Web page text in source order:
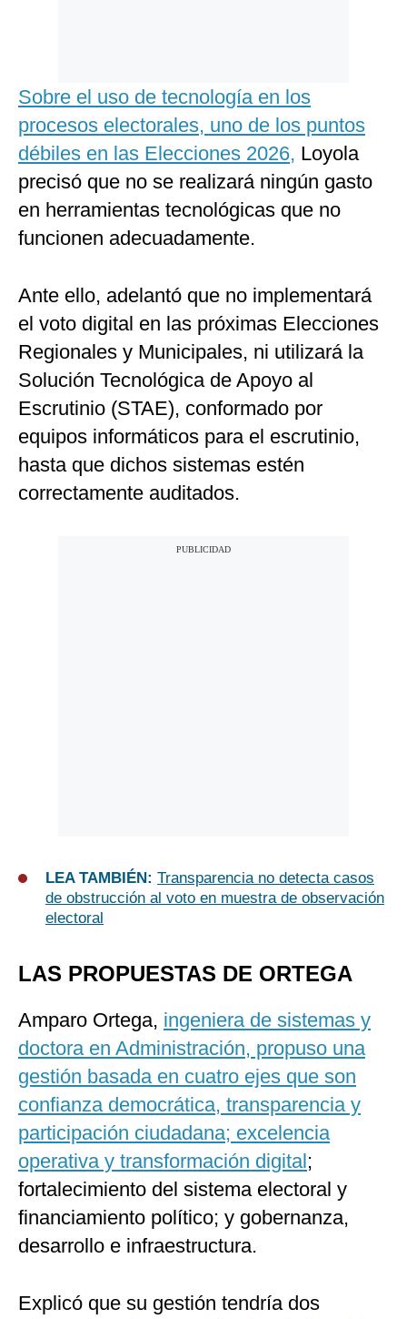
Sobre el uso de tecnología en los
procesos electorales, uno de los puntos
débiles en las Elecciones 2026, Loyola
precisó que no se realizará ningún gasto
en herramientas tecnológicas que no
funcionen adecuadamente.
Ante ello, adelantó que no implementará
el voto digital en las próximas Elecciones
Regionales y Municipales, ni utilizará la
Solución Tecnológica de Apoyo al
Escrutinio (STAE), conformado por
equipos informáticos para el escrutinio,
hasta que dichos sistemas estén
correctamente auditados.
LEA TAMBIÉN: Transparencia no detecta casos
de obstrucción al voto en muestra de observación
electoral
LAS PROPUESTAS DE ORTEGA
Amparo Ortega, ingeniera de sistemas y
doctora en Administración, propuso una
gestión basada en cuatro ejes que son
confianza democrática, transparencia y
participación ciudadana; excelencia
operativa y transformación digital;
fortalecimiento del sistema electoral y
financiamiento político; y gobernanza,
desarrollo e infraestructura.
Explicó que su gestión tendría dos